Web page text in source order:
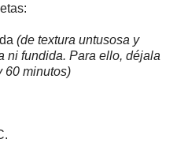
(de textura untusosa y
ni fundida. Para ello, déjala
60 minutos)